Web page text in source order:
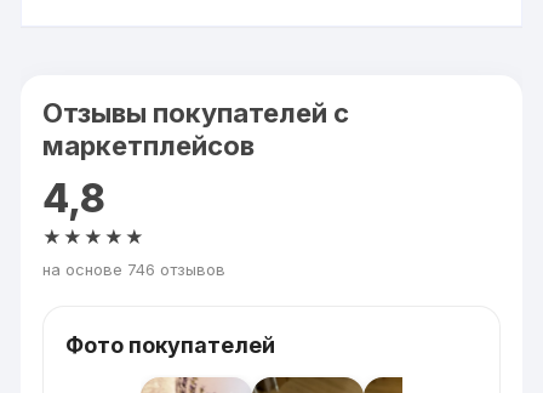
Отзывы покупателей с
маркетплейсов
4,8
★★★★★
на основе 746 отзывов
Фото покупателей